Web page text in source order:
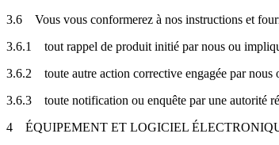
3.6
Vous vous conformerez à nos instructions et
3.6.1
tout rappel de produit initié par nous ou
3.6.2
toute autre action corrective engagée par
3.6.3
toute notification ou enquête par une autorité
4
ÉQUIPEMENT ET LOGICIEL